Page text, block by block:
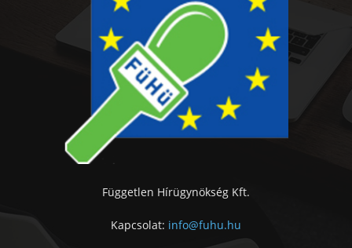
Független Hírügynökség Kft.
Kapcsolat: info@fuhu.hu